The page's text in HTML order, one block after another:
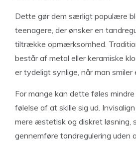
Dette gør dem særligt populære
teenagere, der ønsker en
tiltrække opmærksomhed.
består af metal eller keramiske
er tydeligt synlige, når man smiler
For mange kan dette føles
følelse af at skille sig ud.
mere æstetisk og diskret løsning,
gennemføre tandregulering uden